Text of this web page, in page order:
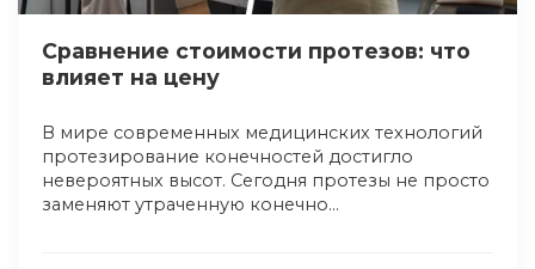
Cравнение стоимости протезов: что
влияет на цену
В мире современных медицинских технологий
протезирование конечностей достигло
невероятных высот. Сегодня протезы не просто
заменяют утраченную конечно...